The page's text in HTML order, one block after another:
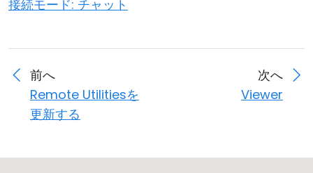
接続モード: チャット
前へ
Remote Utilitiesを
更新する
次へ
Viewer